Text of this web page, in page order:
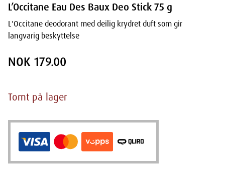
L’Occitane Eau Des Baux Deo Stick 75 g
L'Occitane deodorant med deilig krydret duft som gir
langvarig beskyttelse
NOK 179.00
Tomt på lager